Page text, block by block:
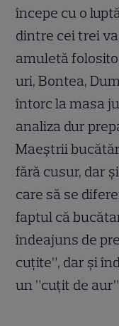
începe cu o
dintre cei trei
amuletă
uri, Bontea,
întorc la masa
analiza dur
Maeștrii
fără cusur, dar
care să se
faptul că
îndeajuns de
cuțite”, dar și
un ”cuțit de